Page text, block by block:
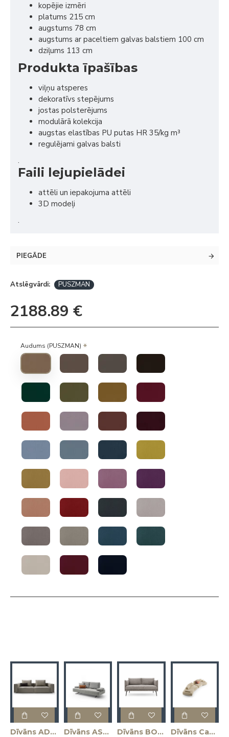
kopējie izmēri
platums 215 cm
augstums 78 cm
augstums ar paceltiem galvas balstiem 100 cm
dziļums 113 cm
Produkta īpašības
viļņu atsperes
dekoratīvs stepējums
jostas polsterējums
modulārā kolekcija
augstas elastības PU putas HR 35/kg m³
regulējami galvas balsti
.
Faili lejupielādei
attēli un iepakojuma attēli
3D modeļi
.
PIEGĀDE
Atslēgvārdi: PUSZMAN
2188.89 €
Audums (PUSZMAN)
Dīvāns ADAM 266x104x65h (Ražots Itālijā)
Dīvāns ASSO 225x112x92h (Ražots Itālijā)
Dīvāns BOON 145x81x78h (Ražots Itālijā)
Dīvāns Capriccio 412x130x45h (Ražots Itālijā)